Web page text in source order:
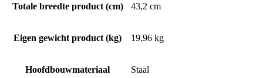
Totale breedte product (cm) 43,2 cm
Eigen gewicht product (kg) 19,96 kg
Hoofdbouwmateriaal Staal